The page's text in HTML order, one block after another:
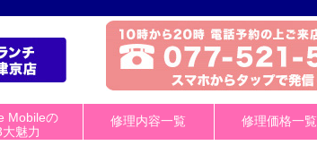
Mobileの
大魅力
修理内容一覧 修理価格一覧